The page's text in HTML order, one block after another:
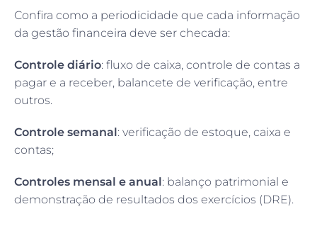
Confira como a periodicidade que cada informação
da gestão financeira deve ser checada:
Controle diário: fluxo de caixa, controle de contas a
pagar e a receber, balancete de verificação, entre
outros.
Controle semanal: verificação de estoque, caixa e
contas;
Controles mensal e anual: balanço patrimonial e
demonstração de resultados dos exercícios (DRE).